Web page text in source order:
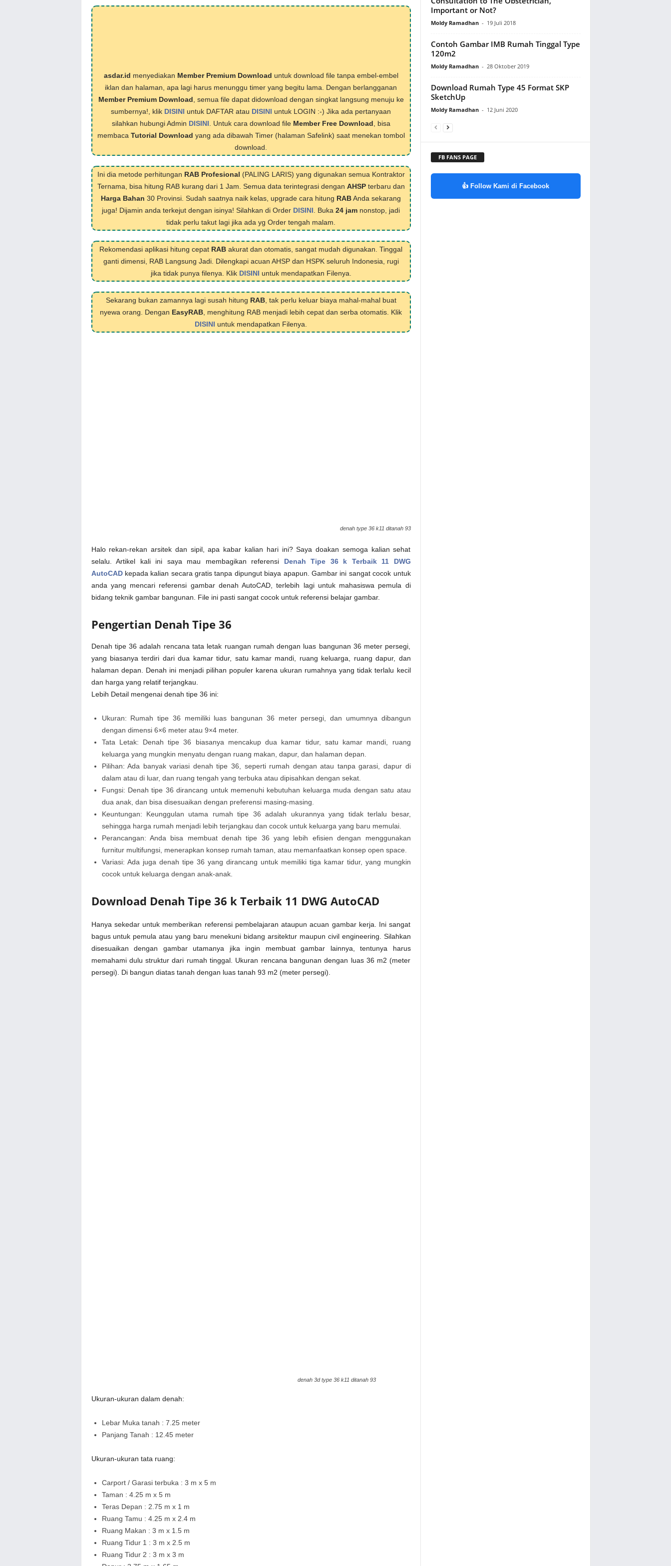
asdar.id menyediakan Member Premium Download untuk download file tanpa embel-embel
iklan dan halaman, apa lagi harus menunggu timer yang begitu lama. Dengan berlangganan
Member Premium Download , semua file dapat didownload dengan singkat langsung menuju ke
sumbernya!, klik DISINI untuk DAFTAR atau DISINI untuk LOGIN :-) Jika ada pertanyaan
silahkan hubungi Admin DISINI . Untuk cara download file Member Free Download , bisa
membaca Tutorial Download yang ada dibawah Timer (halaman Safelink) saat menekan tombol
download.
Ini dia metode perhitungan RAB Profesional (PALING LARIS) yang digunakan semua Kontraktor
Ternama, bisa hitung RAB kurang dari 1 Jam. Semua data terintegrasi dengan AHSPterbaru dan
Harga Bahan 30 Provinsi. Sudah saatnya naik kelas, upgrade cara hitung RABAnda sekarang
juga! Dijamin anda terkejut dengan isinya! Silahkan di Order DISINI . Buka 24 jam nonstop, jadi
tidak perlu takut lagi jika ada yg Order tengah malam.
Rekomendasi aplikasi hitung cepat RAB akurat dan otomatis, sangat mudah digunakan. Tinggal
ganti dimensi, RAB Langsung Jadi. Dilengkapi acuan AHSP dan HSPK seluruh Indonesia, rugi
jika tidak punya filenya. Klik DISINI untuk mendapatkan Filenya.
Sekarang bukan zamannya lagi susah hitung RAB, tak perlu keluar biaya mahal-mahal buat
nyewa orang. Dengan EasyRAB , menghitung RAB menjadi lebih cepat dan serba otomatis. Klik
DISINI untuk mendapatkan Filenya.
denah type 36 k11 ditanah 93
Halo rekan-rekan arsitek dan sipil, apa kabar kalian hari ini? Saya doakan semoga kalian sehat
selalu. Artikel kali ini saya mau membagikan referensi Denah Tipe 36 k Terbaik 11 DWG
AutoCADkepada kalian secara gratis tanpa dipungut biaya apapun. Gambar ini sangat cocok untuk
anda yang mencari referensi gambar denah AutoCAD, terlebih lagi untuk mahasiswa pemula di
bidang teknik gambar bangunan. File ini pasti sangat cocok untuk referensi belajar gambar.
Pengertian Denah Tipe 36
Denah tipe 36 adalah rencana tata letak ruangan rumah dengan luas bangunan 36 meter persegi,
yang biasanya terdiri dari dua kamar tidur, satu kamar mandi, ruang keluarga, ruang dapur, dan
halaman depan. Denah ini menjadi pilihan populer karena ukuran rumahnya yang tidak terlalu kecil
dan harga yang relatif terjangkau.
Lebih Detail mengenai denah tipe 36 ini:
Ukuran: Rumah tipe 36 memiliki luas bangunan 36 meter persegi, dan umumnya dibangun
dengan dimensi 6×6 meter atau 9×4 meter.
Tata Letak: Denah tipe 36 biasanya mencakup dua kamar tidur, satu kamar mandi, ruang
keluarga yang mungkin menyatu dengan ruang makan, dapur, dan halaman depan.
Pilihan: Ada banyak variasi denah tipe 36, seperti rumah dengan atau tanpa garasi, dapur di
dalam atau di luar, dan ruang tengah yang terbuka atau dipisahkan dengan sekat.
Fungsi: Denah tipe 36 dirancang untuk memenuhi kebutuhan keluarga muda dengan satu atau
dua anak, dan bisa disesuaikan dengan preferensi masing-masing.
Keuntungan: Keunggulan utama rumah tipe 36 adalah ukurannya yang tidak terlalu besar,
sehingga harga rumah menjadi lebih terjangkau dan cocok untuk keluarga yang baru memulai.
Perancangan: Anda bisa membuat denah tipe 36 yang lebih efisien dengan menggunakan
furnitur multifungsi, menerapkan konsep rumah taman, atau memanfaatkan konsep open space.
Variasi: Ada juga denah tipe 36 yang dirancang untuk memiliki tiga kamar tidur, yang mungkin
cocok untuk keluarga dengan anak-anak.
Download Denah Tipe 36 k Terbaik 11 DWG AutoCAD
Hanya sekedar untuk memberikan referensi pembelajaran ataupun acuan gambar kerja. Ini sangat
bagus untuk pemula atau yang baru menekuni bidang arsitektur maupun civil engineering. Silahkan
disesuaikan dengan gambar utamanya jika ingin membuat gambar lainnya, tentunya harus
memahami dulu struktur dari rumah tinggal. Ukuran rencana bangunan dengan luas 36 m2 (meter
persegi). Di bangun diatas tanah dengan luas tanah 93 m2 (meter persegi).
denah 3d type 36 k11 ditanah 93
Ukuran-ukuran dalam denah:
Lebar Muka tanah : 7.25 meter
Panjang Tanah : 12.45 meter
Ukuran-ukuran tata ruang:
Carport / Garasi terbuka : 3 m x 5 m
Taman : 4.25 m x 5 m
Teras Depan : 2.75 m x 1 m
Ruang Tamu : 4.25 m x 2.4 m
Ruang Makan : 3 m x 1.5 m
Ruang Tidur 1 : 3 m x 2.5 m
Ruang Tidur 2 : 3 m x 3 m
Important or Not?
Moldy Ramadhan - 19 Juli 2018
Contoh Gambar IMB Rumah Tinggal Type
120m2
Moldy Ramadhan - 28 Oktober 2019
Download Rumah Type 45 Format SKP
SketchUp
Moldy Ramadhan - 12 Juni 2020
FB FANS PAGE
👍 Follow Kami di Facebook